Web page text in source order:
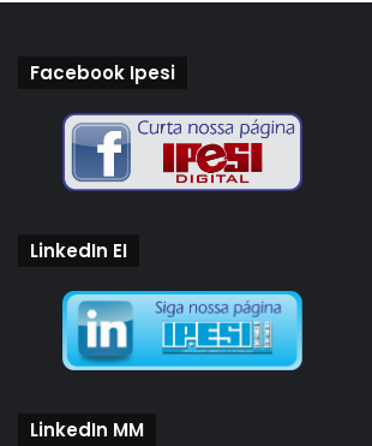
Facebook Ipesi
LinkedIn EI
LinkedIn MM